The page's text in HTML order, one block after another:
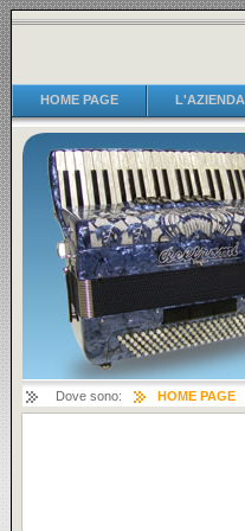
HOME PAGE L'AZIENDA
Dove sono: HOME PAGE